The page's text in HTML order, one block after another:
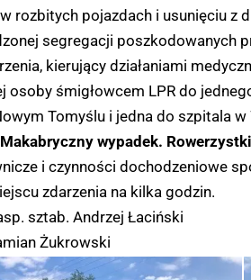
rozbitych pojazdach i usunięciu z
segregacji poszkodowanych
kierujący działaniami
osoby śmigłowcem LPR do
Tomyślu i jedna do szpitala w
Makabryczny wypadek.
i czynności dochodzeniowe
zdarzenia na kilka godzin.
sztab. Andrzej Łaciński
Żukrowski